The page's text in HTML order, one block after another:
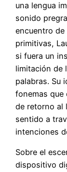
una lengua
sonido
encuentro
primitivas,
si fuera un
limitación de
palabras. Su
fonemas que
de retorno al
sentido a
intenciones
Sobre el
dispositivo